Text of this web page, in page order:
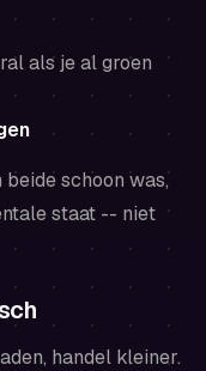
als je al groen
schoon was,
staat -- niet
handel kleiner.